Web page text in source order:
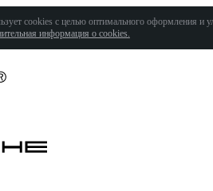
cookies с целью оптимального оформления и
информация о cookies.